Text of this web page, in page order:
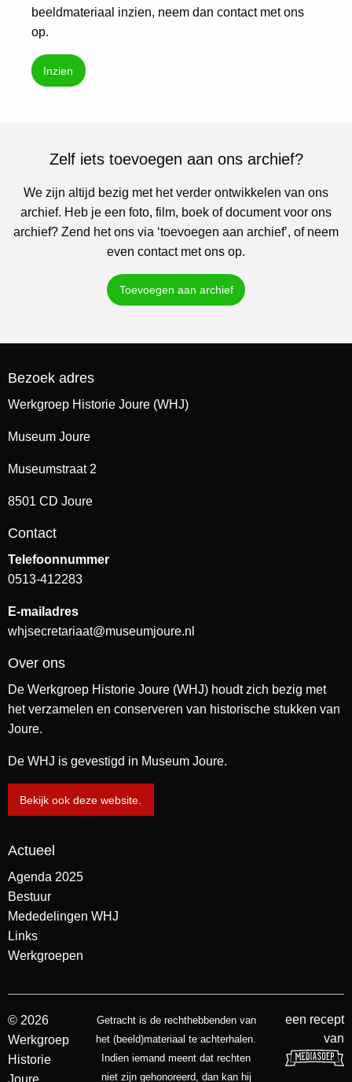
beeldmateriaal inzien, neem dan contact met ons
op.
Inzien
Zelf iets toevoegen aan ons archief?
We zijn altijd bezig met het verder ontwikkelen van ons
archief. Heb je een foto, film, boek of document voor ons
archief? Zend het ons via ‘toevoegen aan archief’, of neem
even contact met ons op.
Toevoegen aan archief
Bezoek adres
Werkgroep Historie Joure (WHJ)
Museum Joure
Museumstraat 2
8501 CD Joure
Contact
Telefoonnummer
0513-412283
E-mailadres
whjsecretariaat@museumjoure.nl
Over ons
De Werkgroep Historie Joure (WHJ) houdt zich bezig met
het verzamelen en conserveren van historische stukken van
Joure.
De WHJ is gevestigd in Museum Joure.
Bekijk ook deze website.
Actueel
Agenda 2025
Bestuur
Mededelingen WHJ
Links
Werkgroepen
© 2026
Werkgroep
Historie
Joure
Getracht is de rechthebbenden van
het (beeld)materiaal te achterhalen.
Indien iemand meent dat rechten
niet zijn gehonoreerd, dan kan hij
een recept
van